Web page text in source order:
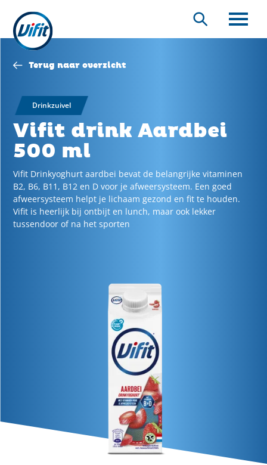
naar
gaan
Zoeken
Terug naar overzicht
Drinkzuivel
Vifit drink Aardbei
500 ml
Vifit Drinkyoghurt aardbei bevat de belangrijke vitaminen
B2, B6, B11, B12 en D voor je afweersysteem. Een goed
afweersysteem helpt je lichaam gezond en fit te houden.
Vifit is heerlijk bij ontbijt en lunch, maar ook lekker
tussendoor of na het sporten